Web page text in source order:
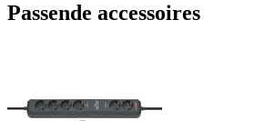
Passende accessoires